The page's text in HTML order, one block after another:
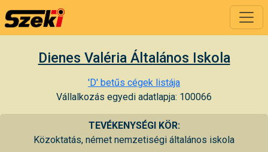
Dienes Valéria Általános Iskola
'D' betűs cégek listája
Vállalkozás egyedi adatlapja: 100066
TEVÉKENYSÉGI KÖR:
Közoktatás, német nemzetiségi általános iskola